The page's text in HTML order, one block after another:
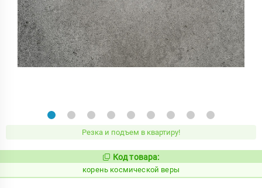
Резка и подъем в квартиру!
Код:
786133
Код товара:
корень космической веры